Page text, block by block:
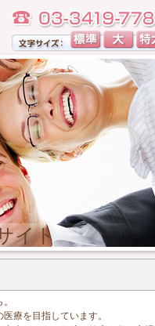
イト
療を目指しています。